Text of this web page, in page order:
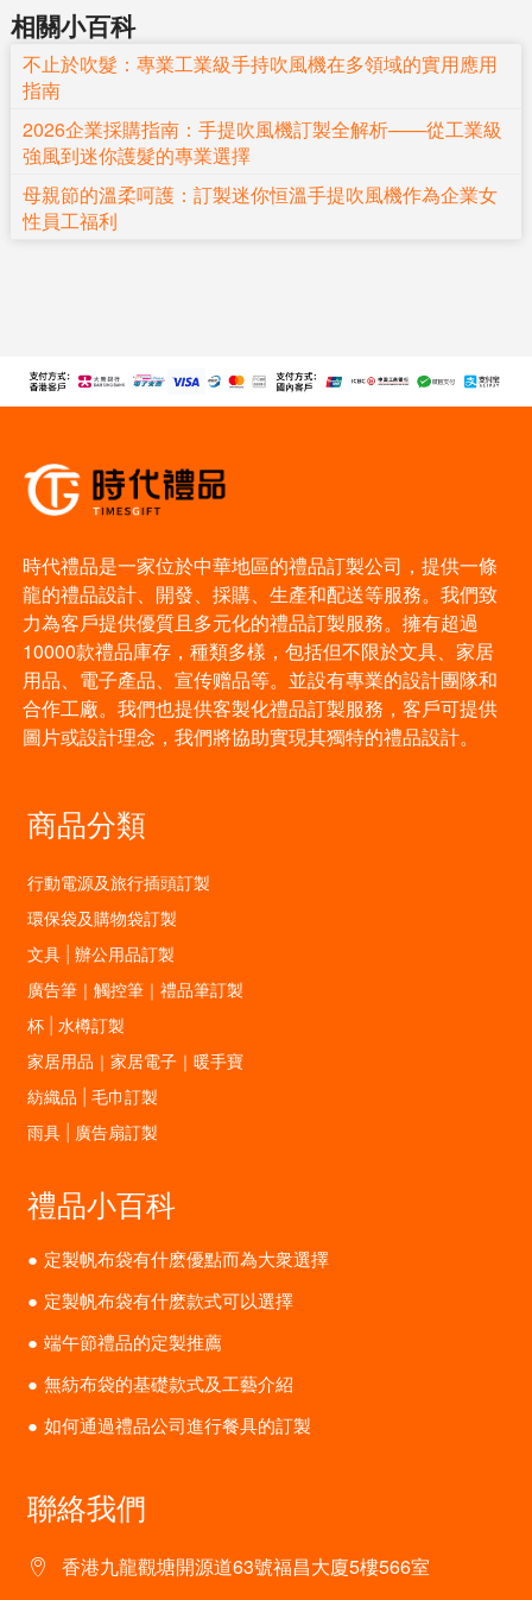
相關小百科
不止於吹髮：專業工業級手持吹風機在多領域的實用應用
指南
2026企業採購指南：手提吹風機訂製全解析——從工業級
強風到迷你護髮的專業選擇
母親節的溫柔呵護：訂製迷你恒溫手提吹風機作為企業女
性員工福利
時代禮品是一家位於中華地區的禮品訂製公司，提供一條
龍的禮品設計、開發、採購、生產和配送等服務。我們致
力為客戶提供優質且多元化的禮品訂製服務。擁有超過
10000款禮品庫存，種類多樣，包括但不限於文具、家居
用品、電子產品、宣传赠品等。並設有專業的設計團隊和
合作工廠。我們也提供客製化禮品訂製服務，客戶可提供
圖片或設計理念，我們將協助實現其獨特的禮品設計。
商品分類
行動電源及旅行插頭訂製
環保袋及購物袋訂製
文具 | 辦公用品訂製
廣告筆｜觸控筆｜禮品筆訂製
杯 | 水樽訂製
家居用品｜家居電子｜暖手寶
紡織品 | 毛巾訂製
雨具 | 廣告扇訂製
禮品小百科
定製帆布袋有什麽優點而為大衆選擇
定製帆布袋有什麽款式可以選擇
端午節禮品的定製推薦
無紡布袋的基礎款式及工藝介紹
如何通過禮品公司進行餐具的訂製
聯絡我們
香港九龍觀塘開源道63號福昌大廈5樓566室